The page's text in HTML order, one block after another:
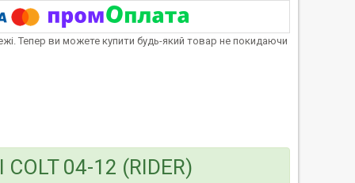
Тепер ви можете купити будь-який товар не покидаючи
04-12 (RIDER)